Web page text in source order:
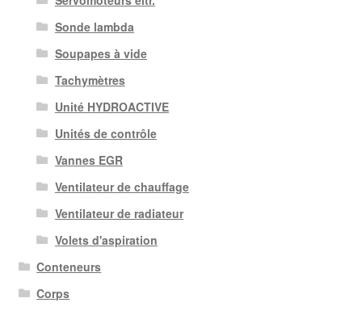
Sonde lambda
Soupapes à vide
Tachymètres
Unité HYDROACTIVE
Unités de contrôle
Vannes EGR
Ventilateur de chauffage
Ventilateur de radiateur
Volets d'aspiration
Conteneurs
Corps